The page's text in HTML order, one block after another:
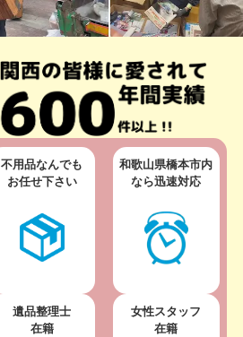
不用品なんでも
お任せ下さい
和歌山県橋本市内
なら迅速対応
遺品整理士
在籍
女性スタッフ
在籍